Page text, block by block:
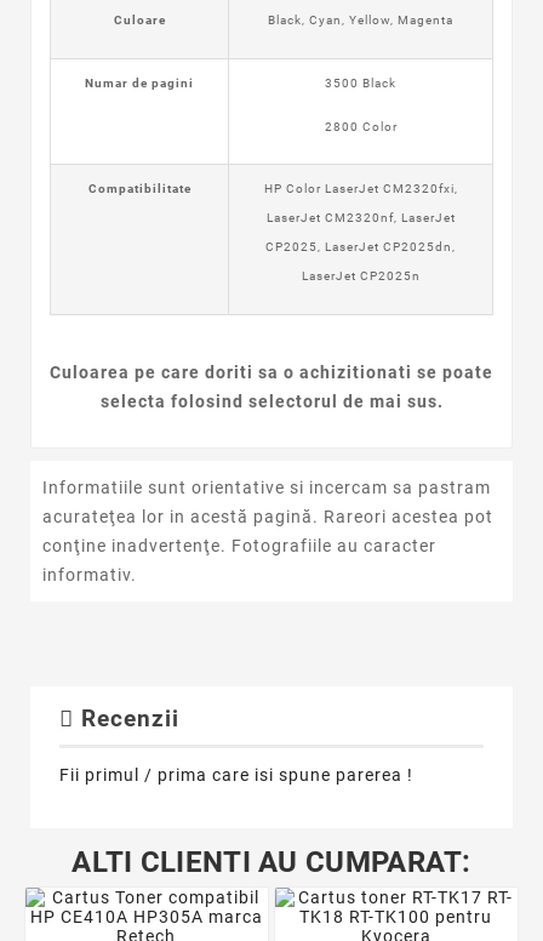
Culoare Black, Cyan, Yellow, Magenta
Numar de pagini 3500 Black
2800 Color
Compatibilitate HP Color LaserJet CM2320fxi,
LaserJet CM2320nf, LaserJet
CP2025, LaserJet CP2025dn,
LaserJet CP2025n
Culoarea pe care doriti sa o achizitionati se poate
selecta folosind selectorul de mai sus.
Informatiile sunt orientative si incercam sa pastram
acurateţea lor in acestă pagină. Rareori acestea pot
conţine inadvertenţe. Fotografiile au caracter
informativ.
Recenzii
Fii primul / prima care isi spune parerea !
ALTI CLIENTI AU CUMPARAT: